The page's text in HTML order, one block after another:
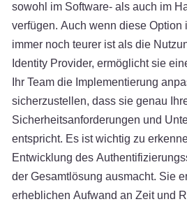
sowohl im Software- als auch im
verfügen. Auch wenn diese
immer noch teurer ist als die
Identity Provider, ermöglicht sie
Ihr Team die Implementierung
sicherzustellen, dass sie genau
Sicherheitsanforderungen und
entspricht. Es ist wichtig zu
Entwicklung des
der Gesamtlösung ausmacht. Sie
erheblichen Aufwand an Zeit und